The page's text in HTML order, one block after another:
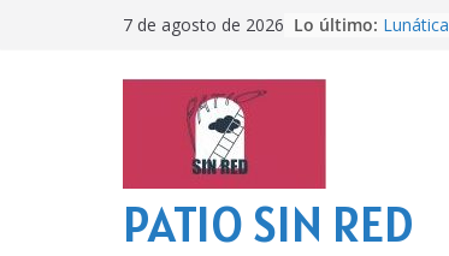
7 de agosto de 2026 Lo último: Lunática
PATIO SIN RED